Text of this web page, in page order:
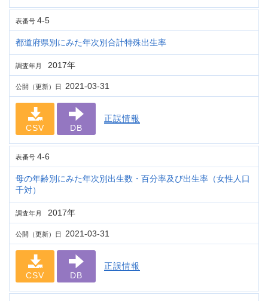
表番号 4-5
都道府県別にみた年次別合計特殊出生率
調査年月 2017年
公開（更新）日 2021-03-31
CSV DB
正誤情報
表番号 4-6
母の年齢別にみた年次別出生数・百分率及び出生率（女性人口
千対）
調査年月 2017年
公開（更新）日 2021-03-31
CSV DB
正誤情報